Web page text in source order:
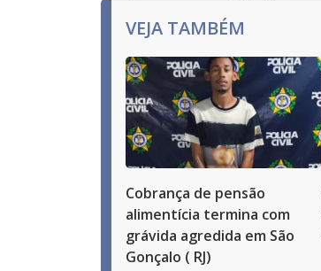
VEJA TAMBÉM
Cobrança de pensão
alimentícia termina com
grávida agredida em São
Gonçalo ( RJ)